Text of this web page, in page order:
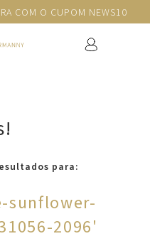
COM O CUPOM NEWS10
para:
sunflower-
2096'